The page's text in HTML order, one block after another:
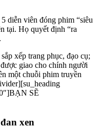
diễn viên đóng phim “siêu
tại. Họ quyết định “ra
xếp trang phục, đạo cụ;
giao cho chính người
một chuỗi phim truyền
SẼ
xen